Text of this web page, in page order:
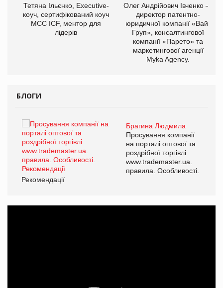
Тетяна Ільєнко, Executive-
коуч, сертифікований коуч
МСС ICF, ментор для
лідерів
Олег Андрійович Івченко —
директор патентно-
юридичної компанії «Вайз
Груп», консалтингової
компанії «Парето» та
маркетингової агенції
Myka Agency.
БЛОГИ
Брагина Людмила
Просування компанії
на порталі оптової та
роздрібної торгівлі
www.trademaster.ua.
правила. Особливості.
Рекомендації